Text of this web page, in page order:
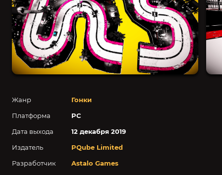
Жанр
Гонки
Платформа
PC
Дата выхода
12 декабря 2019
Издатель
PQube Limited
Разработчик
Astalo Games